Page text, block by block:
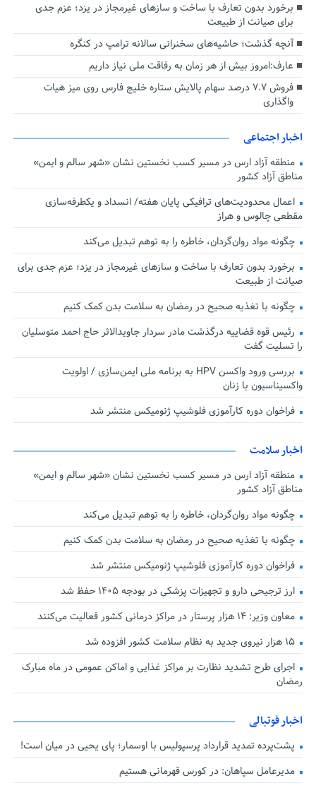
برخورد بدون تعارف با ساخت‌ و سازهای غیرمجاز در یزد؛ عزم جدی
برای صیانت از طبیعت
آنچه گذشت؛ حاشیه‌های سخنرانی سالانه ترامپ در کنگره
عارف:امروز بیش از هر زمان به رفاقت ملی نیاز داریم
فروش ۷.۷ درصد سهام پالایش ستاره خلیج فارس روی میز هیات
واگذاری
اخبار اجتماعی
منطقه آزاد ارس در مسیر کسب نخستین نشان «شهر سالم و ایمن»
مناطق آزاد کشور
اعمال محدودیت‌های ترافیکی پایان هفته/ انسداد و یکطرفه‌سازی
مقطعی چالوس و هراز
چگونه مواد روان‌گردان، خاطره را به توهم تبدیل می‌کند
برخورد بدون تعارف با ساخت‌ و سازهای غیرمجاز در یزد؛ عزم جدی برای
صیانت از طبیعت
چگونه با تغذیه صحیح در رمضان به سلامت بدن کمک کنیم
رئیس قوه قضاییه درگذشت مادر سردار جاویدالاثر حاج احمد متوسلیان
را تسلیت گفت
بررسی ورود واکسن HPV به برنامه ملی ایمن‌سازی / اولویت
واکسیناسیون با زنان
فراخوان دوره کارآموزی فلوشیپ ژنومیکس منتشر شد
اخبار سلامت
منطقه آزاد ارس در مسیر کسب نخستین نشان «شهر سالم و ایمن»
مناطق آزاد کشور
چگونه مواد روان‌گردان، خاطره را به توهم تبدیل می‌کند
چگونه با تغذیه صحیح در رمضان به سلامت بدن کمک کنیم
فراخوان دوره کارآموزی فلوشیپ ژنومیکس منتشر شد
ارز ترجیحی دارو و تجهیزات پزشکی در بودجه ۱۴۰۵ حفظ شد
معاون وزیر: ۱۴ هزار پرستار در مراکز درمانی کشور فعالیت می‌کنند
۱۵ هزار نیروی جدید به نظام سلامت کشور افزوده شد
اجرای طرح تشدید نظارت بر مراکز غذایی و اماکن عمومی در ماه مبارک
رمضان
اخبار فوتبالی
پشت‌پرده تمدید قرارداد پرسپولیس با اوسمار؛ پای یحیی در میان است!
مدیرعامل سپاهان: در کورس قهرمانی هستیم